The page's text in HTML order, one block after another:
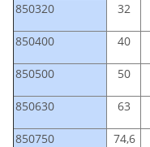
850320 32
850400 40
850500 50
850630 63
850750 74,6